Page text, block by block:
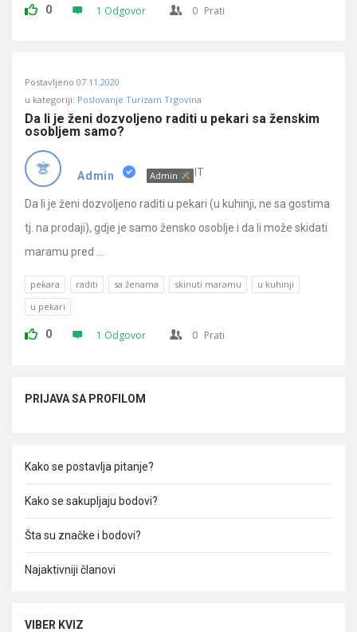
0 1 Odgovor 0 Prati
Postavljeno 07.11.2020
u kategoriji: Poslovanje Turizam Trgovina
Da li je ženi dozvoljeno raditi u pekari sa ženskim
osobljem samo?
Admin Admin IT
Da li je ženi dozvoljeno raditi u pekari (u kuhinji, ne sa gostima
tj. na prodaji), gdje je samo žensko osoblje i da li može skidati
maramu pred ...
pekara raditi sa ženama skinuti maramu
u kuhinji
u pekari
0 1 Odgovor 0 Prati
PRIJAVA SA PROFILOM
Kako se postavlja pitanje?
Kako se sakupljaju bodovi?
Šta su značke i bodovi?
Najaktivniji članovi
VIBER KVIZ